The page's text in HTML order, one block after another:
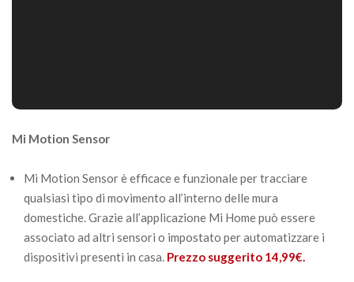
Mi Motion Sensor
Mi Motion Sensor è efficace e funzionale per tracciare
qualsiasi tipo di movimento all’interno delle mura
domestiche. Grazie all’applicazione Mi Home può essere
associato ad altri sensori o impostato per automatizzare i
dispositivi presenti in casa. Prezzo suggerito 14,99€.